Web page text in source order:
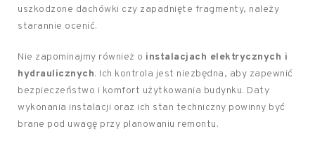
uszkodzone dachówki czy zapadnięte fragmenty, należy
starannie ocenić.
Nie zapominajmy również o instalacjach elektrycznych i
hydraulicznych. Ich kontrola jest niezbędna, aby zapewnić
bezpieczeństwo i komfort użytkowania budynku. Daty
wykonania instalacji oraz ich stan techniczny powinny być
brane pod uwagę przy planowaniu remontu.